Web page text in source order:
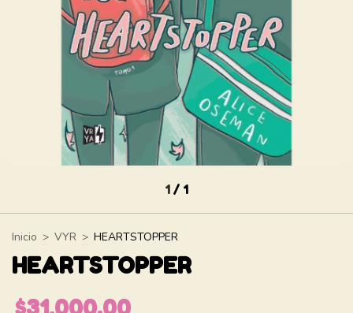
1 / 1
Inicio > VYR > HEARTSTOPPER
HEARTSTOPPER